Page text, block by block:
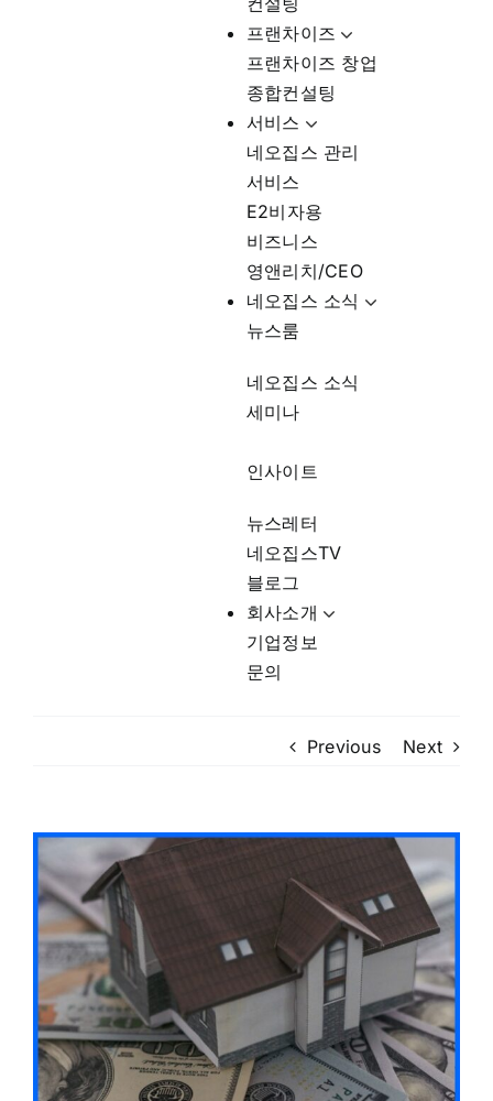
프랜차이즈
프랜차이즈 창업
종합컨설팅
서비스
네오집스 관리
서비스
E2비자용
비즈니스
영앤리치/CEO
네오집스 소식
뉴스룸
네오집스 소식
세미나
인사이트
뉴스레터
네오집스TV
블로그
회사소개
기업정보
문의
Previous Next
View
Larger
Image